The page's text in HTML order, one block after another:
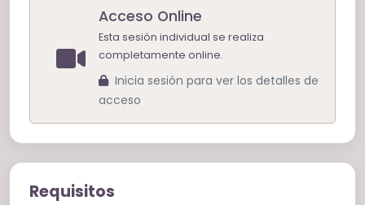
Acceso Online
Esta sesión individual se realiza
completamente online.
Inicia sesión para ver los detalles de
acceso
Requisitos